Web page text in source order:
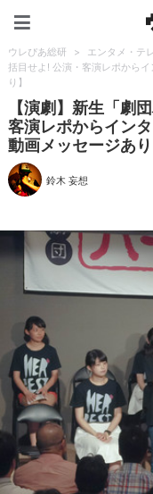
ウレぴあ総研 > エンタメ・テ
括目せよ! 公演・客演レポから
り】
【演劇】新生「劇
客演レポからイン
動画メッセージあ
鈴木 妄想